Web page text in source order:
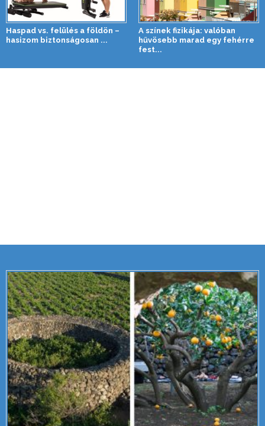
Haspad vs. felülés a földön –
hasizom biztonságosan ...
A színek fizikája: valóban
hűvösebb marad egy fehérre
fest...